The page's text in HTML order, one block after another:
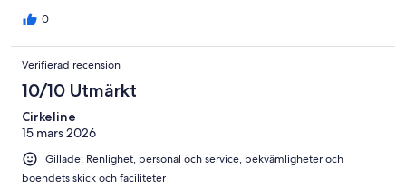
0
Verifierad recension
10/10 Utmärkt
Cirkeline
15 mars 2026
Gillade: Renlighet, personal och service, bekvämligheter och
boendets skick och faciliteter